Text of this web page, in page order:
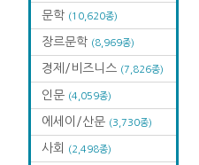
문학 (10,620종)
장르문학 (8,969종)
경제/비즈니스 (7,826종)
인문 (4,059종)
에세이/산문 (3,730종)
사회 (2,498종)